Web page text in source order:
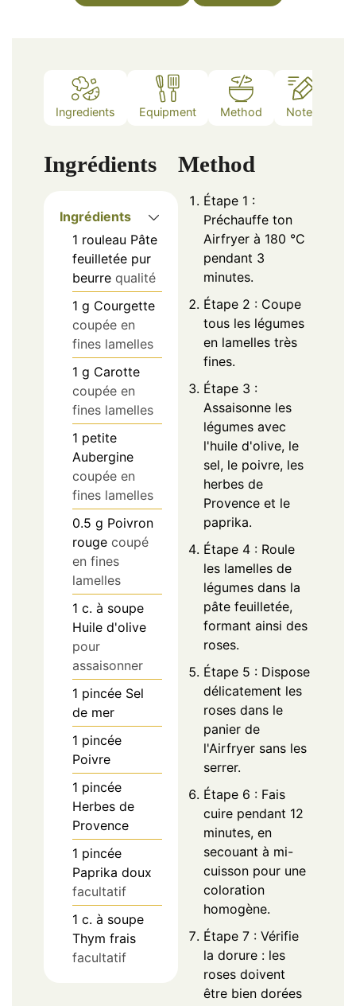
Ingredients Equipment Method Notes
Ingrédients
Ingrédients
1 rouleau Pâte
feuilletée pur
beurre qualité
1 g Courgette
coupée en
fines lamelles
1 g Carotte
coupée en
fines lamelles
1 petite
Aubergine
coupée en
fines lamelles
0.5 g Poivron
rouge coupé
en fines
lamelles
1 c. à soupe
Huile d'olive
pour
assaisonner
1 pincée Sel
de mer
1 pincée
Poivre
1 pincée
Herbes de
Provence
1 pincée
Paprika doux
facultatif
1 c. à soupe
Thym frais
facultatif
Method
Étape 1 :
Préchauffe ton
Airfryer à 180 °C
pendant 3
minutes.
Étape 2 : Coupe
tous les légumes
en lamelles très
fines.
Étape 3 :
Assaisonne les
légumes avec
l'huile d'olive, le
sel, le poivre, les
herbes de
Provence et le
paprika.
Étape 4 : Roule
les lamelles de
légumes dans la
pâte feuilletée,
formant ainsi des
roses.
Étape 5 : Dispose
délicatement les
roses dans le
panier de
l'Airfryer sans les
serrer.
Étape 6 : Fais
cuire pendant 12
minutes, en
secouant à mi-
cuisson pour une
coloration
homogène.
Étape 7 : Vérifie
la dorure : les
roses doivent
être bien dorées